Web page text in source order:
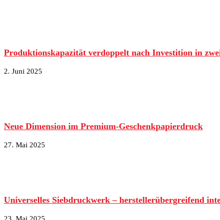
Produktionskapazität verdoppelt nach Investition in
2. Juni 2025
Neue Dimension im Premium-Geschenkpapierdruck
27. Mai 2025
Universelles Siebdruckwerk – herstellerübergreifend
23. Mai 2025